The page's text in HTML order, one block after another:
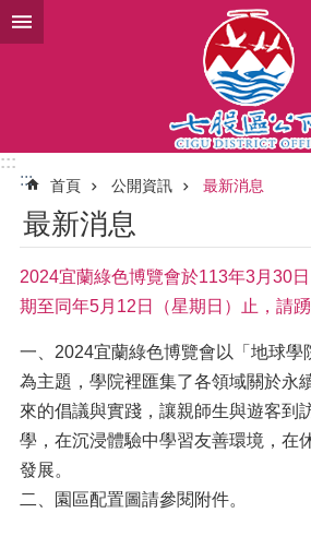
跳到主要內容區塊
:::
:::
首頁 公開資訊 最新消息
最新消息
2024宜蘭綠色博覽會於113年3月30
期至同年5月12日（星期日）止，請踴
一、2024宜蘭綠色博覽會以「地球學
為主題，學院裡匯集了各領域關於永
來的倡議與實踐，讓親師生與遊客到
學，在沉浸體驗中學習友善環境，在
發展。
二、園區配置圖請參閱附件。